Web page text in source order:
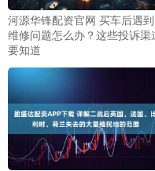
河源华锋配资官网 买车后遇到
维修问题怎么办？这些投诉渠
要知道